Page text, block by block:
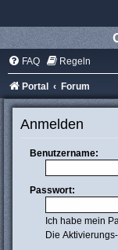
FAQ Regeln
Portal Forum
Anmelden
Benutzername:
Passwort:
Ich habe mein
Die